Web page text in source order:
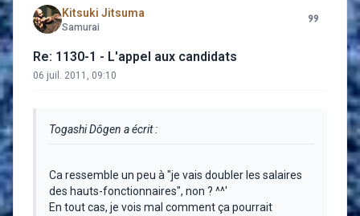
Kitsuki Jitsuma
Samurai
Re: 1130-1 - L'appel aux candidats
06 juil. 2011, 09:10
Togashi Dôgen a écrit :
Ca ressemble un peu à "je vais doubler les salaires
des hauts-fonctionnaires", non ? ^^'
En tout cas, je vois mal comment ça pourrait